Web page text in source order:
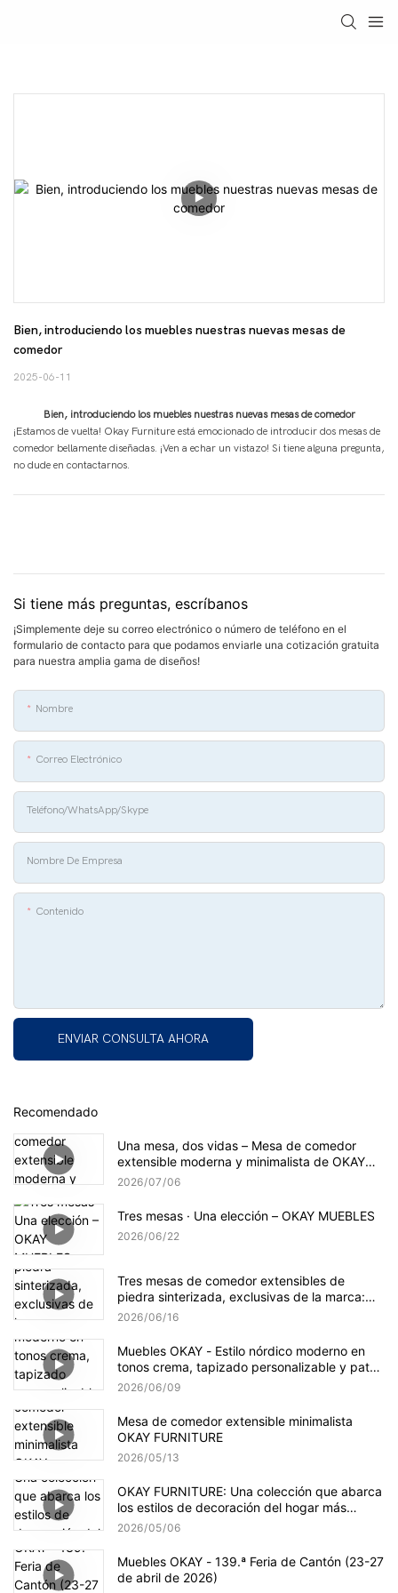
Bien, introduciendo los muebles nuestras nuevas mesas de
comedor
2025-06-11
Bien, introduciendo los muebles nuestras nuevas mesas de comedor
¡Estamos de vuelta! Okay Furniture está emocionado de introducir dos mesas de
comedor bellamente diseñadas. ¡Ven a echar un vistazo! Si tiene alguna pregunta,
no dude en contactarnos.
Si tiene más preguntas, escríbanos
¡Simplemente deje su correo electrónico o número de teléfono en el
formulario de contacto para que podamos enviarle una cotización gratuita
para nuestra amplia gama de diseños!
Nombre
Correo Electrónico
Teléfono/whatsApp/Skype
Nombre De Empresa
Contenido
ENVIAR CONSULTA AHORA
Recomendado
Una mesa, dos vidas – Mesa de comedor
extensible moderna y minimalista de OKAY
FURNITURE
2026 07 06
Tres mesas · Una elección – OKAY MUEBLES
2026 06 22
Tres mesas de comedor extensibles de
piedra sinterizada, exclusivas de la marca:
diseñadas para la vida global.
2026 06 16
Muebles OKAY - Estilo nórdico moderno en
tonos crema, tapizado personalizable y patas
de madera maciza.
2026 06 09
Mesa de comedor extensible minimalista
OKAY FURNITURE
2026 05 13
OKAY FURNITURE: Una colección que abarca
los estilos de decoración del hogar más
populares.
2026 05 06
Muebles OKAY - 139.ª Feria de Cantón (23-27
de abril de 2026)